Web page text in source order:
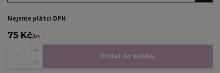
Nejsme plátci DPH
75 Kč/ks
Přidat do košíku